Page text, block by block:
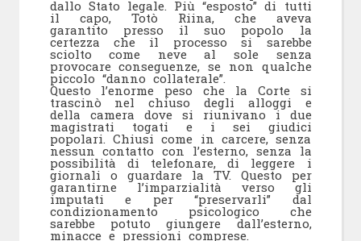
dallo Stato legale. Più “esposto” di tutti
il capo, Totò Riina, che aveva
garantito presso il suo popolo la
certezza che il processo si sarebbe
sciolto come neve al sole senza
provocare conseguenze, se non qualche
piccolo “danno collaterale”.
Questo l’enorme peso che la Corte si
trascinò nel chiuso degli alloggi e
della camera dove si riunivano i due
magistrati togati e i sei giudici
popolari. Chiusi come in carcere, senza
nessun contatto con l’esterno, senza la
possibilità di telefonare, di leggere i
giornali o guardare la TV. Questo per
garantirne l’imparzialità verso gli
imputati e per “preservarli” dal
condizionamento psicologico che
sarebbe potuto giungere dall’esterno,
minacce e pressioni comprese.